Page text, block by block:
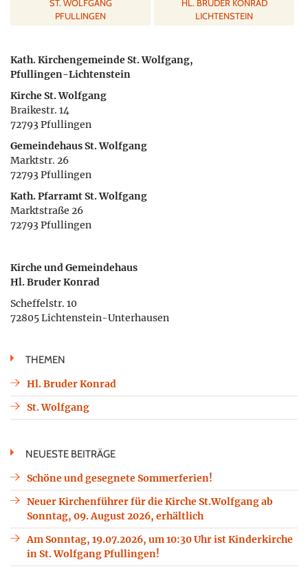
ST. WOLFGANG
PFULLINGEN
HL. BRUDER KONRAD
LICHTENSTEIN
Kath. Kirchengemeinde St. Wolfgang,
Pfullingen-Lichtenstein
Kirche St. Wolfgang
Braikestr. 14
72793 Pfullingen
Gemeindehaus St. Wolfgang
Marktstr. 26
72793 Pfullingen
Kath. Pfarramt St. Wolfgang
Marktstraße 26
72793 Pfullingen
Kirche und Gemeindehaus
Hl. Bruder Konrad
Scheffelstr. 10
72805 Lichtenstein-Unterhausen
THEMEN
Hl. Bruder Konrad
St. Wolfgang
NEUESTE BEITRÄGE
Schöne und gesegnete Sommerferien!
Neuer Kirchenführer für die Kirche St.Wolfgang ab
Sonntag, 09. August 2026, erhältlich
Am Sonntag, 19.07.2026, um 10:30 Uhr ist Kinderkirche
in St. Wolfgang Pfullingen!